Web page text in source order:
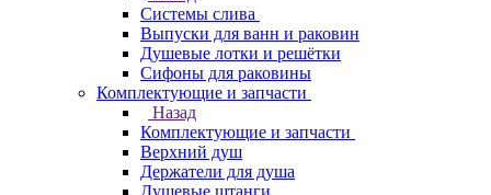
Системы слива
Выпуски для ванн и раковин
Душевые лотки и решётки
Сифоны для раковины
Комплектующие и запчасти
Назад
Комплектующие и запчасти
Верхний душ
Держатели для душа
Душевые штанги